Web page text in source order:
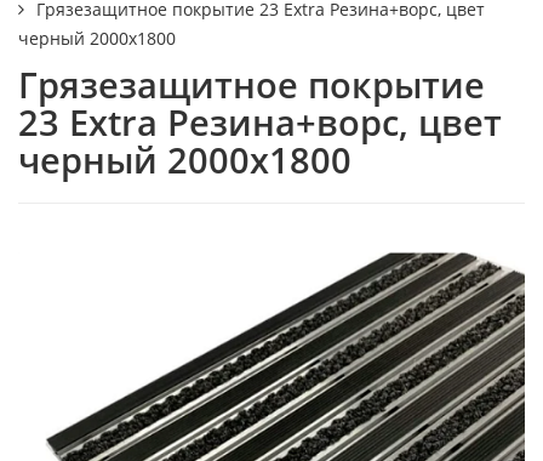
Грязезащитное покрытие 23 Extra Резина+ворс, цвет
черный 2000х1800
Грязезащитное покрытие
23 Extra Резина+ворс, цвет
черный 2000х1800